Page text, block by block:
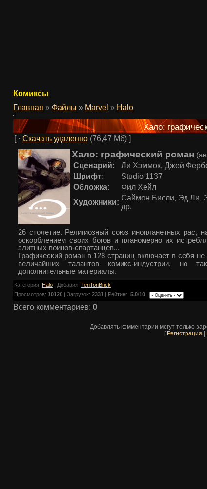
Комиксы
Главная » Файлы » Marvel » Halo
Хало:
[ · Скачать удаленно(76,47 Мб) ]
Хало: графический роман
Сценарий:
Ли Хэммок, Джей
Шрифт:
Studio 1137
Обложка:
Фил Хейл
Художники:
Саймон Бисли, Эд Ли,
др.
26 столетие. Религиозный союз инопланетных рас,
оскорблением своих богов и планомерно их
элитных воинов-спартанцев...
Графический роман в 128 страниц включает в себя
величайших талантов комикс-индустрии, но
дополнительные материалы.
Категория: Halo| Добавил: TenTonBrick
Просмотров: 10120| Загрузок: 2331| Рейтинг: 5.0/10|
Всего комментариев: 0
Добавлять комментарии могут только
[ Регистрация